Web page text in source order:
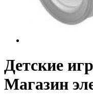
Детские
Магазин